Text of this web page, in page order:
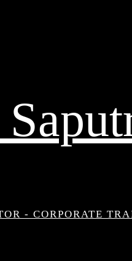
- CORPORATE